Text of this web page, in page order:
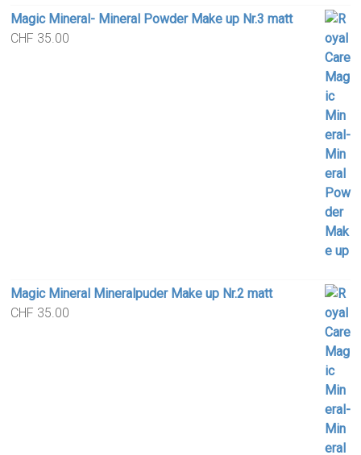
Magic Mineral- Mineral Powder Make up Nr.3 matt
CHF 35.00
Magic Mineral Mineralpuder Make up Nr.2 matt
CHF 35.00